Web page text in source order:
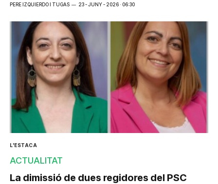
PERE IZQUIERDO I TUGAS 23 - JUNY - 2026 · 06:30
L'ESTACA
ACTUALITAT
La dimissió de dues regidores del PSC